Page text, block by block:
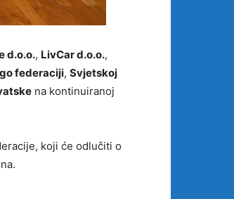
d.o.o., LivCar d.o.o.,
federaciji, Svjetskoj
na kontinuiranoj
koji će odlučiti o